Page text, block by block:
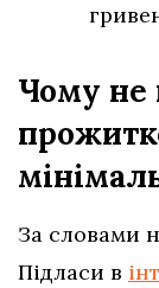
Чому не
За словами
Підласи в